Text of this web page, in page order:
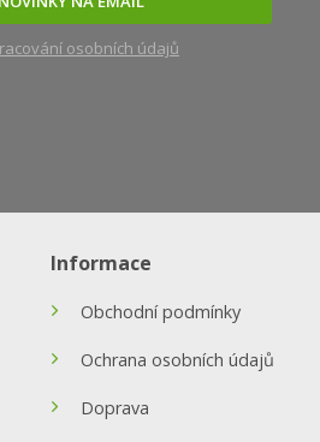
osobních údajů
Informace
Obchodní podmínky
Ochrana osobních údajů
Doprava